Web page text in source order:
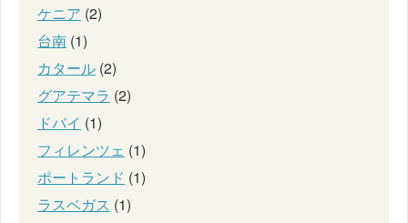
ケニア (2)
台南 (1)
カタール (2)
グアテマラ (2)
ドバイ (1)
フィレンツェ (1)
ポートランド (1)
ラスベガス (1)